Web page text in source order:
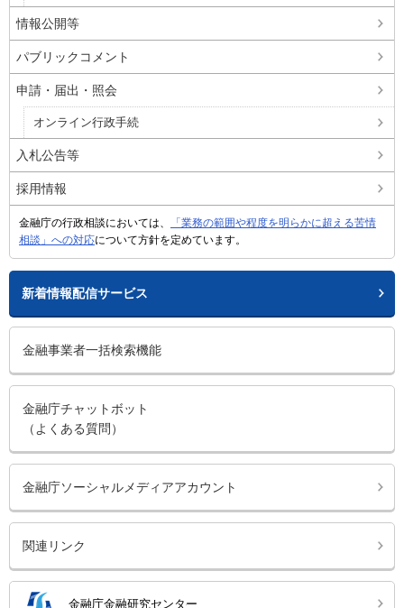
情報公開等
パブリックコメント
申請・届出・照会
オンライン行政手続
入札公告等
採用情報
金融庁の行政相談においては、
「業務の範囲や程度を明らかに超える苦情
相談」への対応について方針を定めています。
新着情報配信サービス
金融事業者一括検索機能
金融庁チャットボット
（よくある質問）
金融庁ソーシャルメディアアカウント
関連リンク
金融庁金融研究センター